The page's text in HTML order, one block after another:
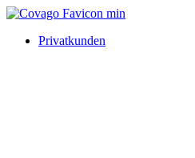
Privatkunden